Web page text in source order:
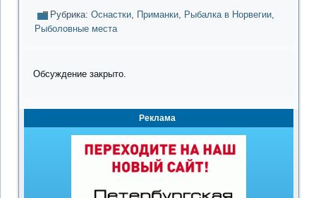
Рубрика: Оснастки, Приманки, Рыбалка в Норвегии,
Рыболовные места
Обсуждение закрыто.
Реклама